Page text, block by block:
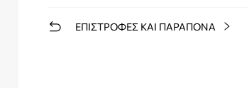
ΕΠΙΣΤΡΟΦΕΣ ΚΑΙ ΠΑΡΑΠΟΝΑ